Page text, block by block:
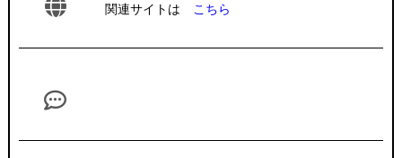
関連サイトは こちら